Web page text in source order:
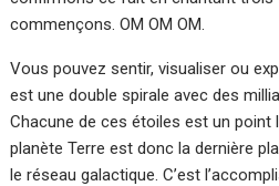
commençons. OM OM OM.
Vous pouvez sentir, visualiser ou
est une double spirale avec des
Chacune de ces étoiles est un point
planète Terre est donc la dernière
le réseau galactique. C’est